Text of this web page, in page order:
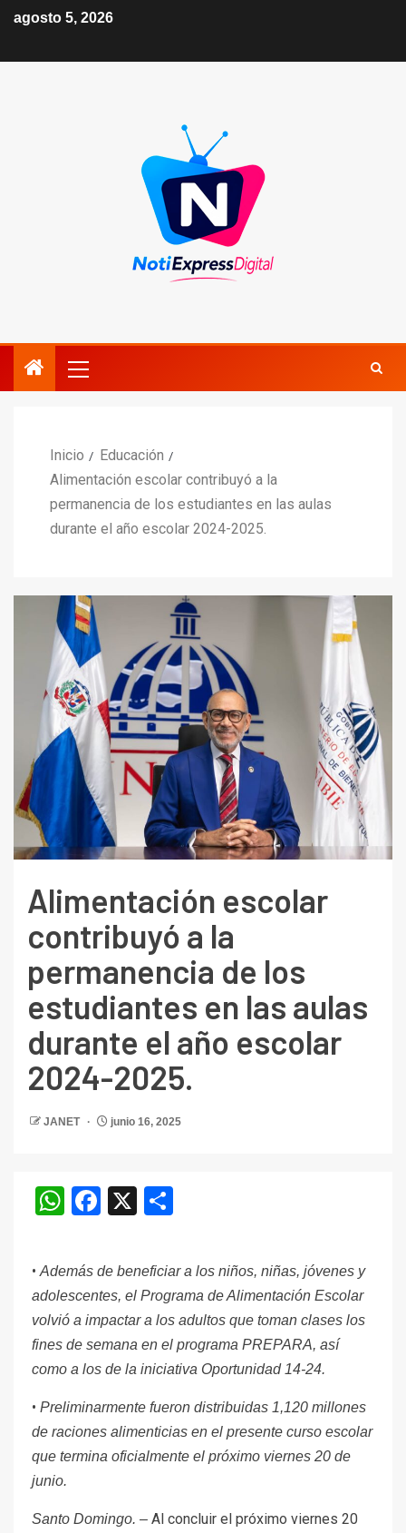
agosto 5, 2026
Inicio
Educación
Alimentación escolar contribuyó a la
permanencia de los estudiantes en las aulas
durante el año escolar 2024-2025.
Alimentación escolar
contribuyó a la
permanencia de los
estudiantes en las aulas
durante el año escolar
2024-2025.
JANET junio 16, 2025
WhatsApp
Facebook
X
•Además de beneficiar a los niños, niñas, jóvenes y
adolescentes, el Programa de Alimentación Escolar
volvió a impactar a los adultos que toman clases los
fines de semana en el programa PREPARA, así
como a los de la iniciativa Oportunidad 14-24.
• Preliminarmente fueron distribuidas 1,120 millones
de raciones alimenticias en el presente curso escolar
que termina oficialmente el próximo viernes 20 de
junio.
Santo Domingo. – Al concluir el próximo viernes 20